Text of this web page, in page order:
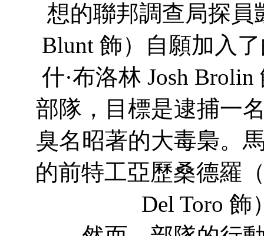
想的聯邦調查局探員
Blunt 飾）自願加入
什·布洛林 Josh
部隊，目標是逮捕一
臭名昭著的大毒梟。
的前特工亞歷桑德羅
Del Toro